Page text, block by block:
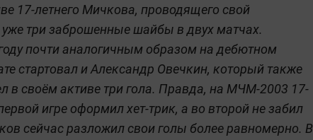
17-летнего Мичкова, проводящего свой
три заброшенные шайбы в двух матчах.
почти аналогичным образом на дебютном
стартовал и Александр Овечкин, который также
в своём активе три гола. Правда, на МЧМ-2003 17-
игре оформил хет-трик, а во второй не забил
сейчас разложил свои голы более равномерно. В